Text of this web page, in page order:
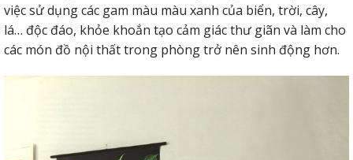
việc sử dụng các gam màu màu xanh của biển, trời, cây,
lá… độc đáo, khỏe khoắn tạo cảm giác thư giãn và làm cho
các món đồ nội thất trong phòng trở nên sinh động hơn.